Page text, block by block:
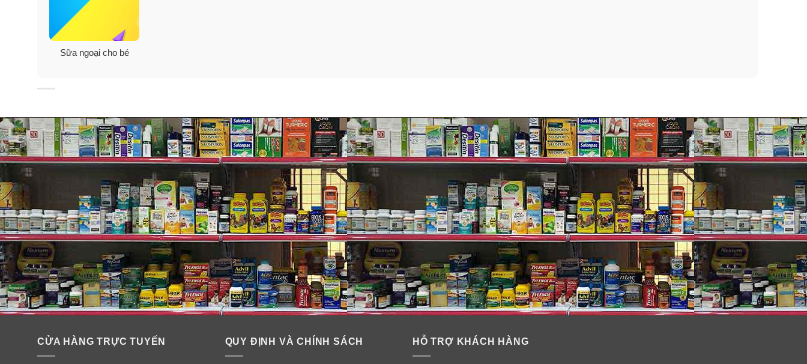
Công dụng sữa nước Similac NeoSure Infant Formula
Cung cấp đầy đủ dưỡng chất phù hợp cho trẻ từ 0 – 12 tháng tuổi, đặc biệt là trẻ sinh non, thiếu tháng.
✓Hỗ trợ hệ tiêu hoá và tăng cường khả năng đề kháng cho trẻ.
✓Giúp trẻ phát triển toàn diện về cân nặng, chiều cao, trí não và thị lực.
✓Công thức gần với sữa mẹ cho bé sức khoẻ tổng quát tốt.
✓Tiện lợi cho các bà mẹ bận rộn không có thời gian pha sữa hoặc cần mang theo ra ngoài cho bé.
Sữa ngoại cho bé
CỬA HÀNG TRỰC TUYẾN QUY ĐỊNH VÀ CHÍNH SÁCH HỖ TRỢ KHÁCH HÀNG